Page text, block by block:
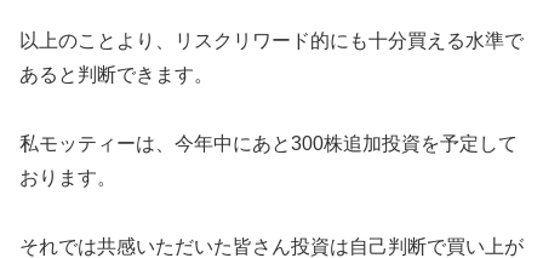
以上のことより、リスクリワード的にも十分買える水準で
あると判断できます。
私モッティーは、今年中にあと300株追加投資を予定して
おります。
それでは共感いただいた皆さん投資は自己判断で買い上が